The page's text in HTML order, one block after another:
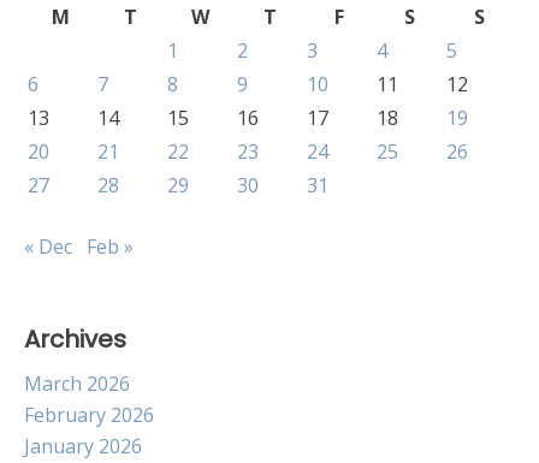
M
T W T F S
S
1
2 3 4
5
6
7 8 9 10 11
12
13
14 15 16 17 18
19
20
21 22 23 24 25
26
27
28 29 30 31
« Dec Feb »
Archives
March 2026
February 2026
January 2026